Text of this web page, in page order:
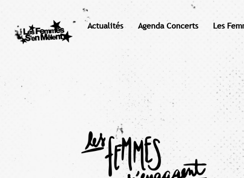
Actualités Agenda Concerts Les